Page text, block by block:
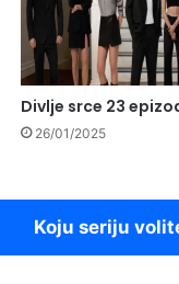
Divlje srce 23
26/01/2025
Koju seriju